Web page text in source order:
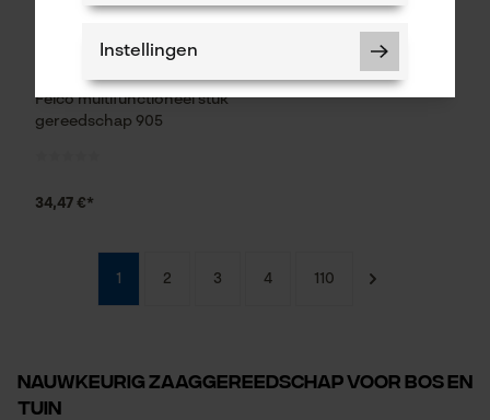
Felco multifunctioneel stuk
gereedschap 905
34,47 €*
1 2 3 4 110
Nauwkeurig zaaggereedschap voor bos en
tuin
Instellingen